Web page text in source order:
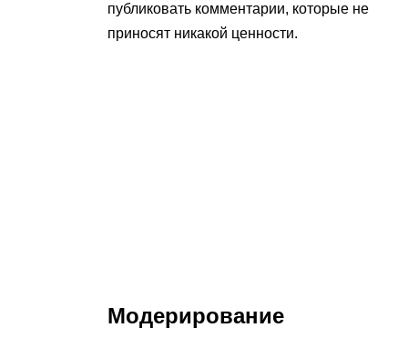
публиковать комментарии, которые не
приносят никакой ценности.
Модерирование